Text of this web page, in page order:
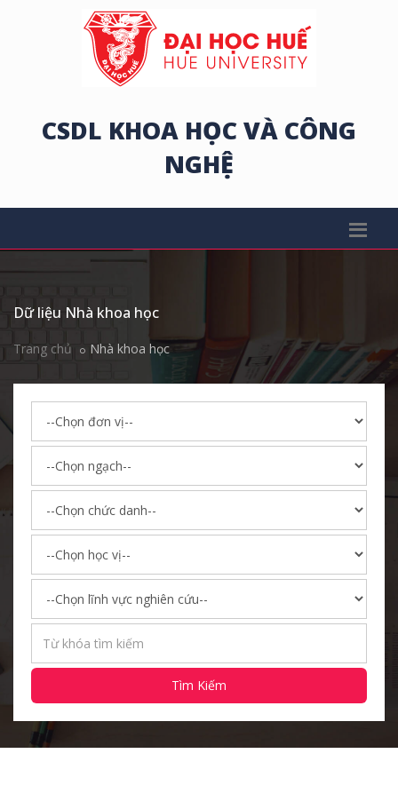
CSDL KHOA HỌC VÀ CÔNG
NGHỆ
Dữ liệu Nhà khoa học
Trang chủ Nhà khoa học
Tìm Kiếm